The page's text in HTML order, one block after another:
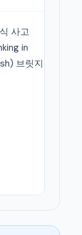
사고
in
브릿지 형